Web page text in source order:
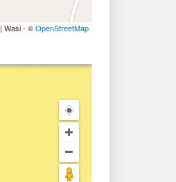
| Wasi - ©OpenStreetMap